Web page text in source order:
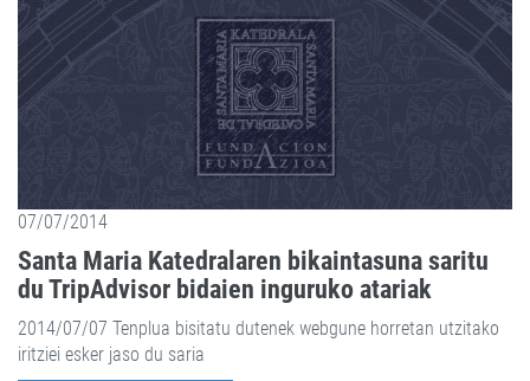
07/07/2014
Santa Maria Katedralaren bikaintasuna saritu
du TripAdvisor bidaien inguruko atariak
2014/07/07 Tenplua bisitatu dutenek webgune horretan utzitako
iritziei esker jaso du saria